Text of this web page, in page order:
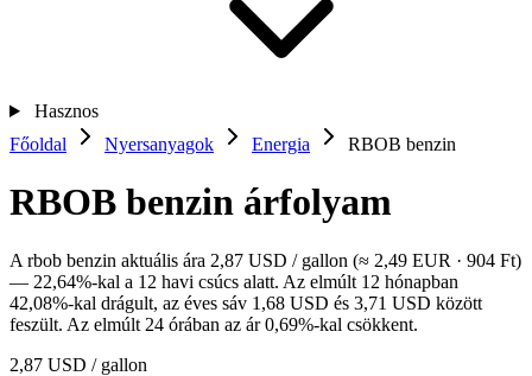
Hasznos
Főoldal
Nyersanyagok Energia RBOB benzin
RBOB benzin árfolyam
A rbob benzin aktuális ára 2,87 USD / gallon (≈ 2,49 EUR · 904 Ft)
— 22,64%-kal a 12 havi csúcs alatt. Az elmúlt 12 hónapban
42,08%-kal drágult, az éves sáv 1,68 USD és 3,71 USD között
feszült. Az elmúlt 24 órában az ár 0,69%-kal csökkent.
2,87 USD / gallon